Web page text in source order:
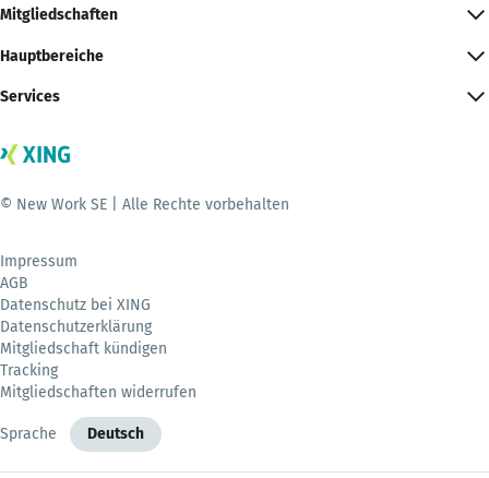
Mitgliedschaften
Hauptbereiche
Services
© New Work SE | Alle Rechte vorbehalten
Impressum
AGB
Datenschutz bei XING
Datenschutzerklärung
Mitgliedschaft kündigen
Tracking
Mitgliedschaften widerrufen
Sprache Deutsch